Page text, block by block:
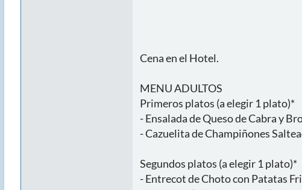
Cena en el Hotel.
MENU ADULTOS
Primeros platos (a elegir 1 plato)*
- Ensalada de Queso de Cabra y
- Cazuelita de Champiñones
Segundos platos (a elegir 1 plato)*
- Entrecot de Choto con Patatas